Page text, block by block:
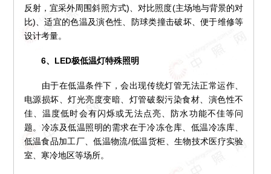
反射，宜采外周围斜照方式)、对比照度(主场地与背景的对
比)、适宜的色温及演色性、防球类撞击破坏、便于维修等
设计考量。
6、LED极低温灯特殊照明
由于在低温条件下，会出现传统灯管无法正常运作、
电源损坏、灯光亮度变暗、灯管破裂污染食材、演色性不
佳、温度低时会有闪烁或无法点亮、防水功能不佳等问
题。冷冻及低温照明的需求在于冷冻仓库、低温冷冻库、
低温食品加工厂、低温物流/低温货柜、生物技术医疗实验
室、寒冷地区等场所。